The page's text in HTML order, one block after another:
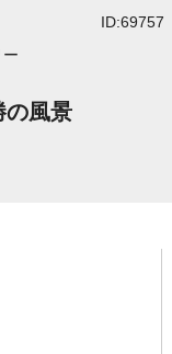
ID:69757
の風景